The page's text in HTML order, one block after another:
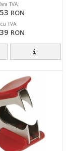
TVA:
RON
cu TVA:
RON